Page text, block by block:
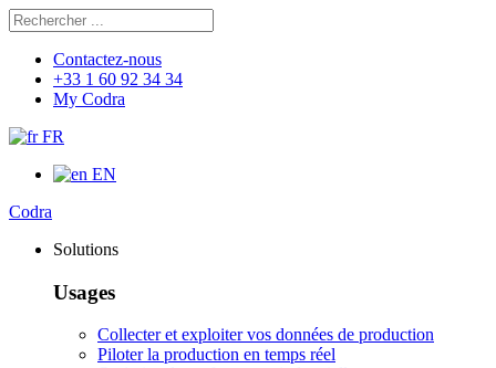
Rechercher
Contactez-nous
+33 1 60 92 34 34
My Codra
FR
EN
Codra
Solutions
Usages
Collecter et exploiter vos données de production
Piloter la production en temps réel